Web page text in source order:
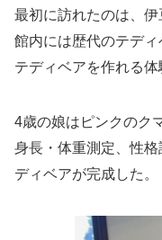
最初に訪れたのは、伊
館内には歴代のテデ
テディベアを作れる体
4歳の娘はピンクのク
身長・体重測定、性
ディベアが完成した。